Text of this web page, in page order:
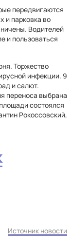
передвигаются
и парковка во
Водителей
и пользоваться
Торжество
инфекции. 9
и салют.
переноса выбрана
состоялся
Рокоссовский,
Источник новости